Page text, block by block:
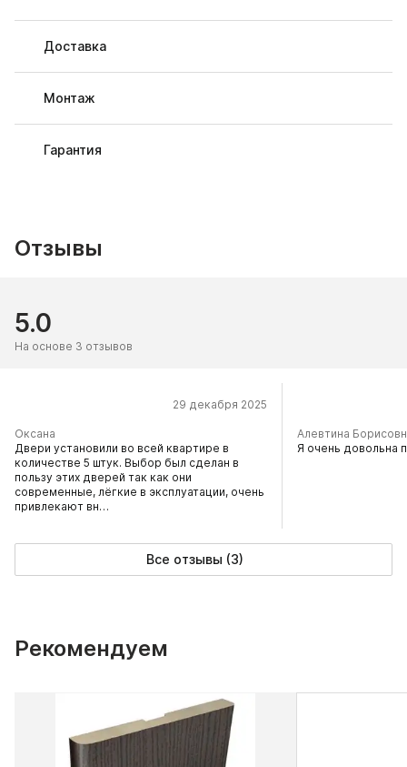
Доставка
Монтаж
Гарантия
Отзывы
5.0
На основе 3 отзывов
29 декабря 2025
Оксана
Двери установили во всей квартире в
количестве 5 штук. Выбор был сделан в
пользу этих дверей так как они
современные, лёгкие в эксплуатации, очень
привлекают вн…
Алевтина
Я очень довольна
Все отзывы (3)
Рекомендуем